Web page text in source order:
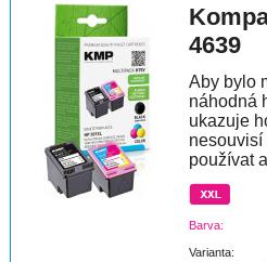
4639
Aby bylo
náhodná
ukazuje
nesouvisí
používat
Barva:
Varianta: